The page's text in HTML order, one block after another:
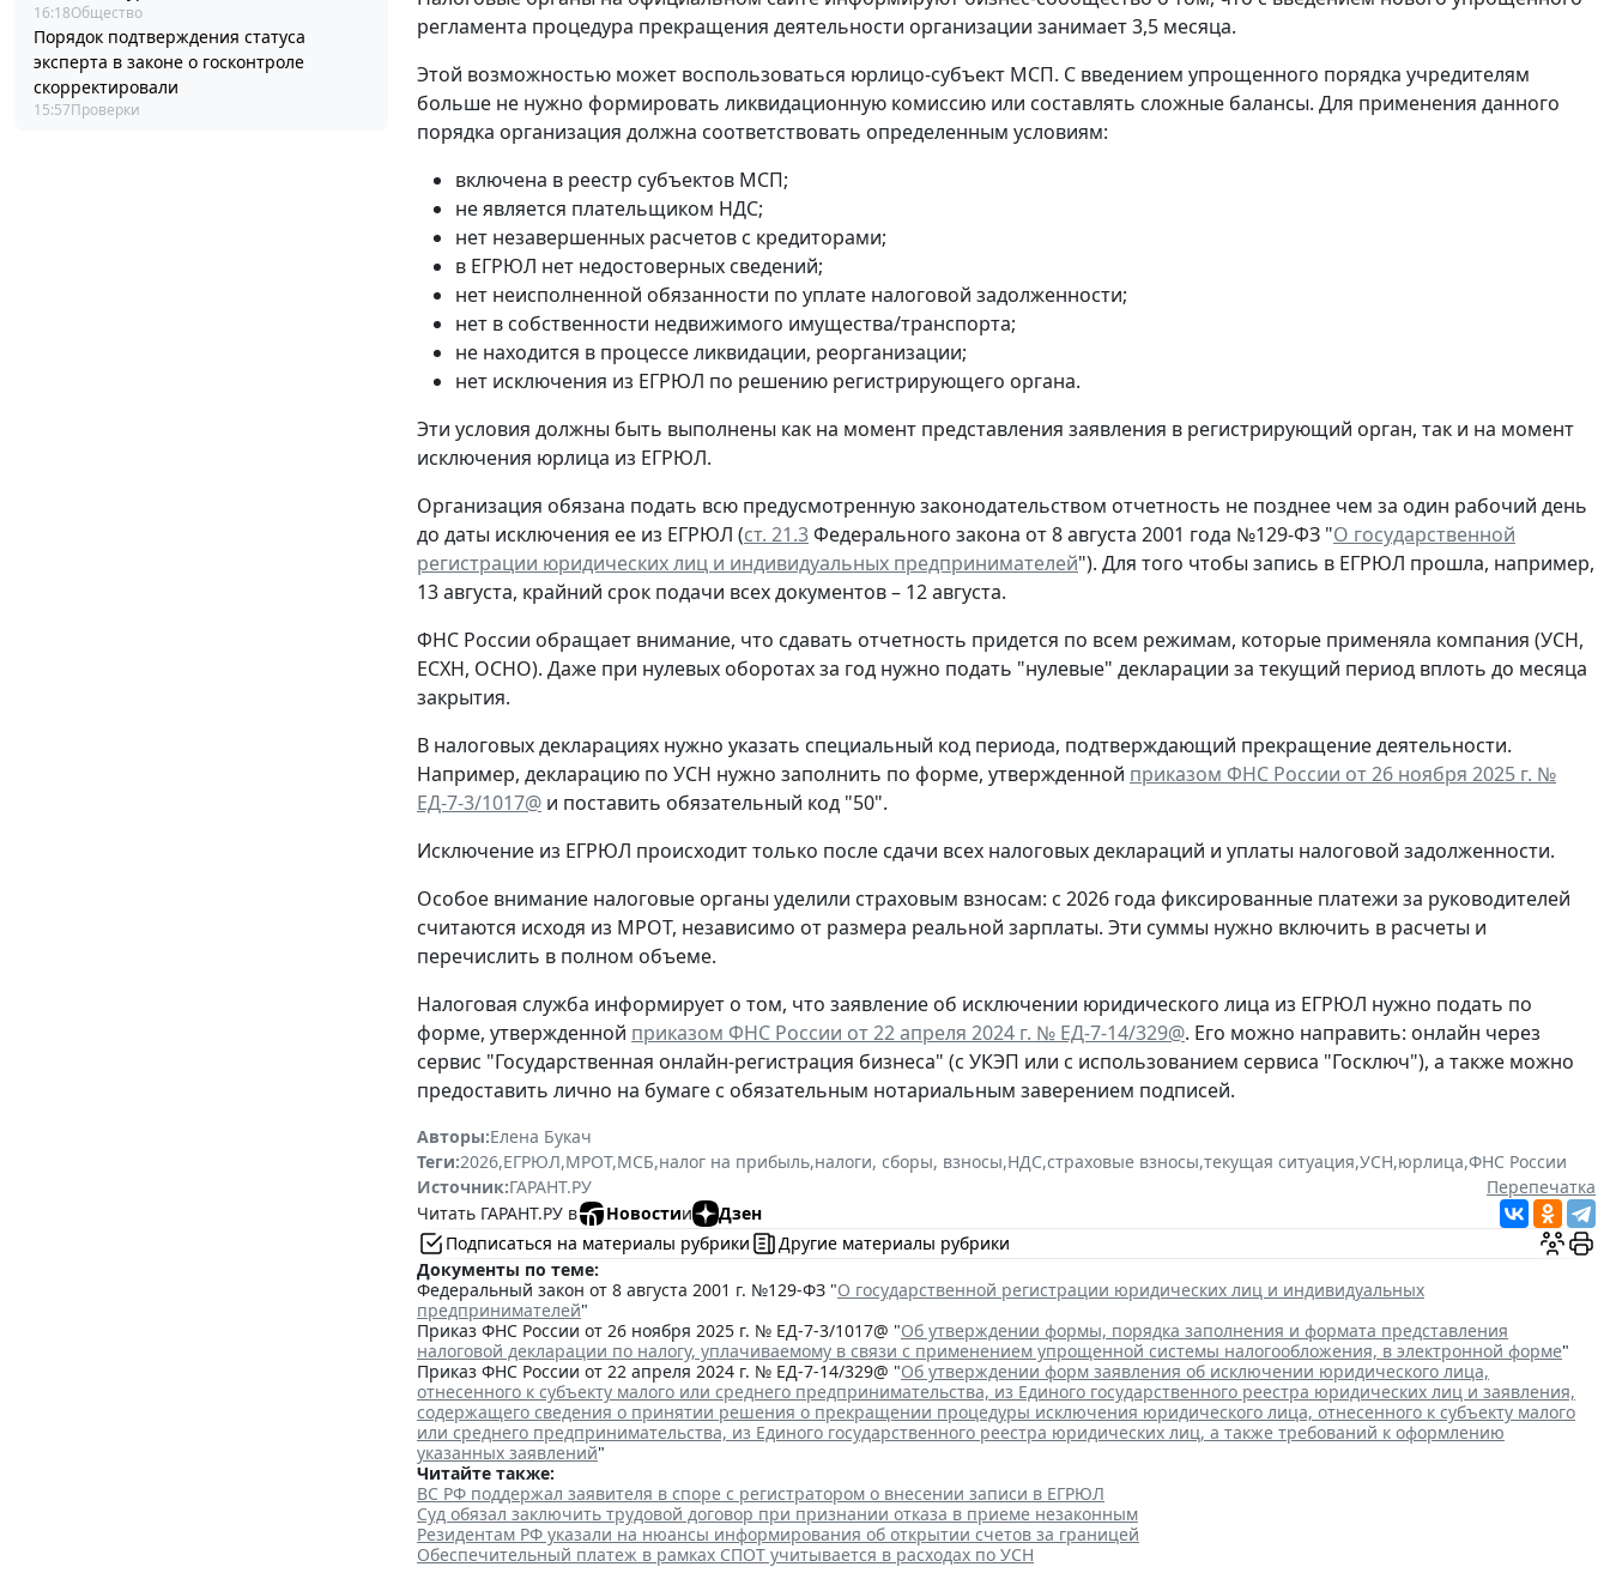
16:18Общество
Порядок подтверждения статуса
эксперта в законе о госконтроле
скорректировали
15:57Проверки
регламента процедура прекращения деятельности организации занимает 3,5 месяца.
Этой возможностью может воспользоваться юрлицо-субъект МСП. С введением упрощенного порядка учредителям
больше не нужно формировать ликвидационную комиссию или составлять сложные балансы. Для применения данного
порядка организация должна соответствовать определенным условиям:
включена в реестр субъектов МСП;
не является плательщиком НДС;
нет незавершенных расчетов с кредиторами;
в ЕГРЮЛ нет недостоверных сведений;
нет неисполненной обязанности по уплате налоговой задолженности;
нет в собственности недвижимого имущества/транспорта;
не находится в процессе ликвидации, реорганизации;
нет исключения из ЕГРЮЛ по решению регистрирующего органа.
Эти условия должны быть выполнены как на момент представления заявления в регистрирующий орган, так и на момент
исключения юрлица из ЕГРЮЛ.
Организация обязана подать всю предусмотренную законодательством отчетность не позднее чем за один рабочий день
до даты исключения ее из ЕГРЮЛ (ст. 21.3Федерального закона от 8 августа 2001 года №129-ФЗ "О государственной
регистрации юридических лиц и индивидуальных предпринимателей"). Для того чтобы запись в ЕГРЮЛ прошла, например,
13 августа, крайний срок подачи всех документов – 12 августа.
ФНС России обращает внимание, что сдавать отчетность придется по всем режимам, которые применяла компания (УСН,
ЕСХН, ОСНО). Даже при нулевых оборотах за год нужно подать "нулевые" декларации за текущий период вплоть до месяца
закрытия.
В налоговых декларациях нужно указать специальный код периода, подтверждающий прекращение деятельности.
Например, декларацию по УСН нужно заполнить по форме, утвержденной приказом ФНС России от 26 ноября 2025 г. №
ЕД-7-3/1017@ и поставить обязательный код "50".
Исключение из ЕГРЮЛ происходит только после сдачи всех налоговых деклараций и уплаты налоговой задолженности.
Особое внимание налоговые органы уделили страховым взносам: с 2026 года фиксированные платежи за руководителей
считаются исходя из МРОТ, независимо от размера реальной зарплаты. Эти суммы нужно включить в расчеты и
перечислить в полном объеме.
Налоговая служба информирует о том, что заявление об исключении юридического лица из ЕГРЮЛ нужно подать по
форме, утвержденной приказом ФНС России от 22 апреля 2024 г. № ЕД-7-14/329@. Его можно направить: онлайн через
сервис "Государственная онлайн-регистрация бизнеса" (с УКЭП или с использованием сервиса "Госключ"), а также можно
предоставить лично на бумаге с обязательным нотариальным заверением подписей.
Авторы:Елена Букач
Теги:2026,ЕГРЮЛ,МРОТ,МСБ,налог на прибыль,налоги, сборы, взносы,НДС,страховые взносы,текущая ситуация,УСН,юрлица,ФНС России
Источник:ГАРАНТ.РУ
Перепечатка
Читать ГАРАНТ.РУ в
Новостии
Дзен
Подписаться на материалы рубрики
Другие материалы рубрики
Документы по теме:
Федеральный закон от 8 августа 2001 г. №129-ФЗ "О государственной регистрации юридических лиц и индивидуальных
предпринимателей"
Приказ ФНС России от 26 ноября 2025 г. № ЕД-7-3/1017@ "Об утверждении формы, порядка заполнения и формата представления
налоговой декларации по налогу, уплачиваемому в связи с применением упрощенной системы налогообложения, в электронной форме"
Приказ ФНС России от 22 апреля 2024 г. № ЕД-7-14/329@ "Об утверждении форм заявления об исключении юридического лица,
отнесенного к субъекту малого или среднего предпринимательства, из Единого государственного реестра юридических лиц и заявления,
содержащего сведения о принятии решения о прекращении процедуры исключения юридического лица, отнесенного к субъекту малого
или среднего предпринимательства, из Единого государственного реестра юридических лиц, а также требований к оформлению
указанных заявлений"
Читайте также:
ВС РФ поддержал заявителя в споре с регистратором о внесении записи в ЕГРЮЛ
Суд обязал заключить трудовой договор при признании отказа в приеме незаконным
Резидентам РФ указали на нюансы информирования об открытии счетов за границей
Обеспечительный платеж в рамках СПОТ учитывается в расходах по УСН